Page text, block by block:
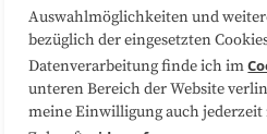
Auswahlmöglichkeiten und
bezüglich der eingesetzten
Datenverarbeitung finde ich im
unteren Bereich der Website
meine Einwilligung auch